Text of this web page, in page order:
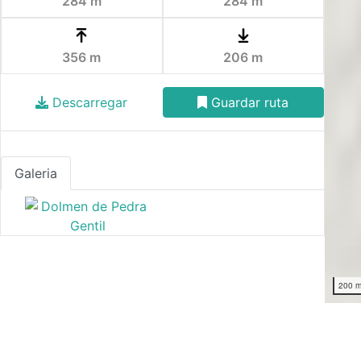
200
356 m 206 m
Descarregar Guardar ruta
Galeria